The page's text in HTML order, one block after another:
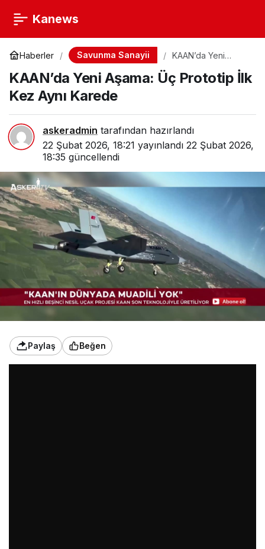
Kanews
Haberler Savunma Sanayii
KAAN’da Yeni
İlk Kez Aynı Karede
KAAN’da Yeni Aşama: Üç Prototip İlk
Kez Aynı Karede
askeradmin tarafından hazırlandı
22 Şubat 2026, 18:21 yayınlandı 22 Şubat 2026,
18:35 güncellendi
Paylaş Beğen